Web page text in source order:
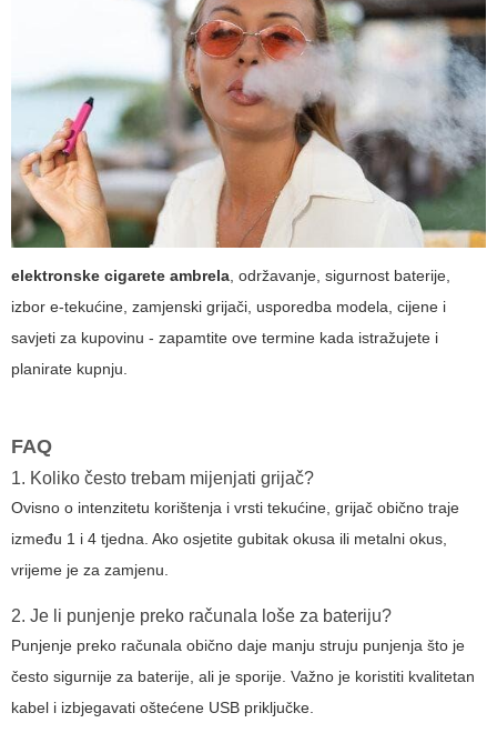
elektronske cigarete ambrela , održavanje, sigurnost baterije,
izbor e-tekućine, zamjenski grijači, usporedba modela, cijene i
savjeti za kupovinu - zapamtite ove termine kada istražujete i
planirate kupnju.
FAQ
1. Koliko često trebam mijenjati grijač?
Ovisno o intenzitetu korištenja i vrsti tekućine, grijač obično traje
između 1 i 4 tjedna. Ako osjetite gubitak okusa ili metalni okus,
vrijeme je za zamjenu.
2. Je li punjenje preko računala loše za bateriju?
Punjenje preko računala obično daje manju struju punjenja što je
često sigurnije za baterije, ali je sporije. Važno je koristiti kvalitetan
kabel i izbjegavati oštećene USB priključke.